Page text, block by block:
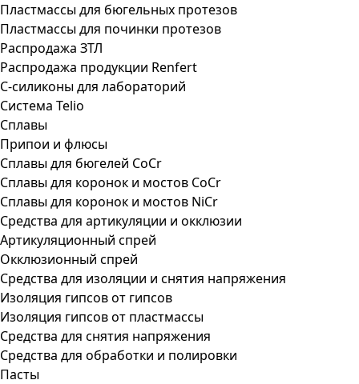
Пластмассы для бюгельных протезов
Пластмассы для починки протезов
Распродажа ЗТЛ
Распродажа продукции Renfert
С-силиконы для лабораторий
Система Telio
Сплавы
Припои и флюсы
Сплавы для бюгелей CoCr
Сплавы для коронок и мостов CoCr
Сплавы для коронок и мостов NiCr
Средства для артикуляции и окклюзии
Артикуляционный спрей
Окклюзионный спрей
Средства для изоляции и снятия напряжения
Изоляция гипсов от гипсов
Изоляция гипсов от пластмассы
Средства для снятия напряжения
Средства для обработки и полировки
Пасты